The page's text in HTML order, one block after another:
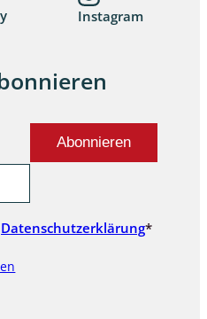
Instagram
Datenschutzerklärung*